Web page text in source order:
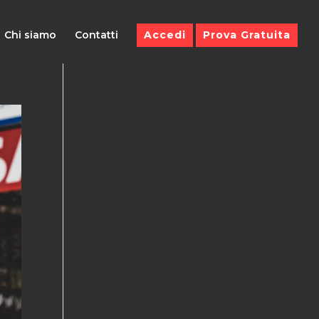
Chi siamo Contatti Accedi Prova Gratuita